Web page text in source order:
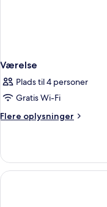
Værelse
Plads til 4 personer
Gratis Wi-Fi
Flere oplysninger
Flere